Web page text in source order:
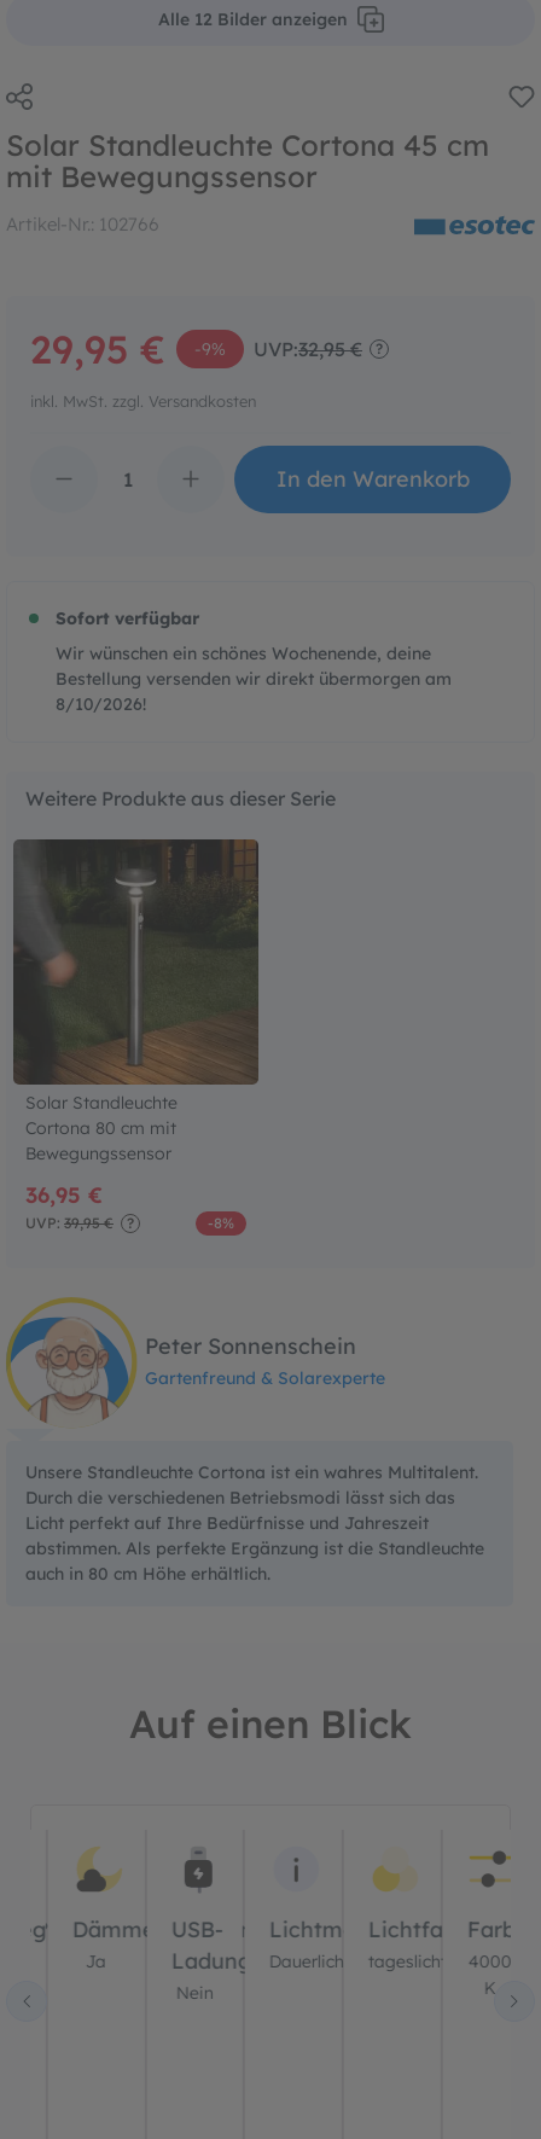
Alle 12 Bilder anzeigen
Solar Standleuchte Cortona 45 cm
mit Bewegungssensor
Artikel-Nr.: 102766
29,95 € -9% UVP:32,95 € ?
inkl. MwSt. zzgl. Versandkosten
Produkt Anzahl: Gib
In den Warenkorb
Sofort verfügbar
Wir wünschen ein schönes Wochenende, deine
Bestellung versenden wir direkt übermorgen am
8/10/2026!
Weitere Produkte aus dieser Serie
Solar Standleuchte
Cortona 80 cm mit
Bewegungssensor
36,95 €
UVP: 39,95 € ? -8%
Peter Sonnenschein
Gartenfreund & Solarexperte
Unsere Standleuchte Cortona ist ein wahres Multitalent.
Durch die verschiedenen Betriebsmodi lässt sich das
Licht perfekt auf Ihre Bedürfnisse und Jahreszeit
abstimmen. Als perfekte Ergänzung ist die Standleuchte
auch in 80 cm Höhe erhältlich.
Auf einen Blick
Dämmerungssensor?
Ja
USB-
Ladung?
Nein
Lichtmodus
Dauerlicht
Lichtfarbe(n)
tageslichtweiß4000
K